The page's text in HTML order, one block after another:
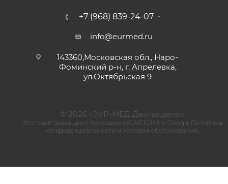
+7 (968) 839-24-07
info@eurmed.ru
143360,Московская обл., Наро-
Фоминский р-н, г. Апрелевка,
ул.Октябрьская 9
© 2026 «ЭУР-МЕД Денталдепо»
Этот сайт защищен с помощью reCAPTCHA и Google Политика
конфиденциальности и Условия обслуживания